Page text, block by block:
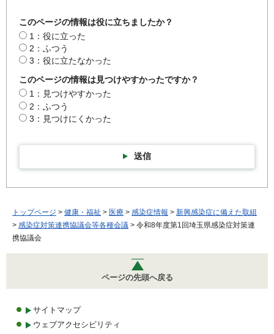
このページの情報は役に立ちましたか？
1：役に立った
2：ふつう
3：役に立たなかった
このページの情報は見つけやすかったですか？
1：見つけやすかった
2：ふつう
3：見つけにくかった
送信
トップページ > 健康・福祉 > 医療 > 感染症情報 > 新興感染症に備えた取組
> 感染症対策連携協議会等各種会議 > 令和8年度第1回埼玉県感染症対策連
携協議会
ページの先頭へ戻る
サイトマップ
ウェブアクセシビリティ